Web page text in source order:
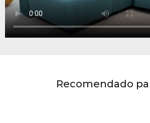
Recomendado